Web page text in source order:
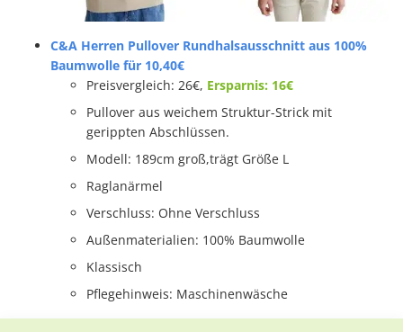
C&A Herren Pullover Rundhalsausschnitt aus 100%
Baumwolle für 10,40€
Preisvergleich: 26€, Ersparnis: 16€
Pullover aus weichem Struktur-Strick mit
gerippten Abschlüssen.
Modell: 189cm groß,trägt Größe L
Raglanärmel
Verschluss: Ohne Verschluss
Außenmaterialien: 100% Baumwolle
Klassisch
Pflegehinweis: Maschinenwäsche